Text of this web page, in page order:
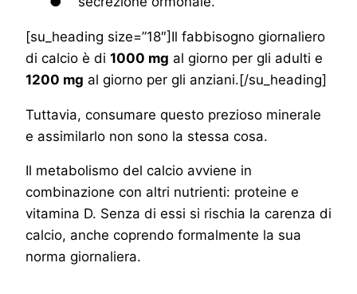
[su_heading size=”18″]Il fabbisogno giornaliero
di calcio è di 1000 mg al giorno per gli adulti e
1200 mg al giorno per gli anziani.[/su_heading]
Tuttavia, consumare questo prezioso minerale
e assimilarlo non sono la stessa cosa.
Il metabolismo del calcio avviene in
combinazione con altri nutrienti: proteine e
vitamina D. Senza di essi si rischia la carenza di
calcio, anche coprendo formalmente la sua
norma giornaliera.